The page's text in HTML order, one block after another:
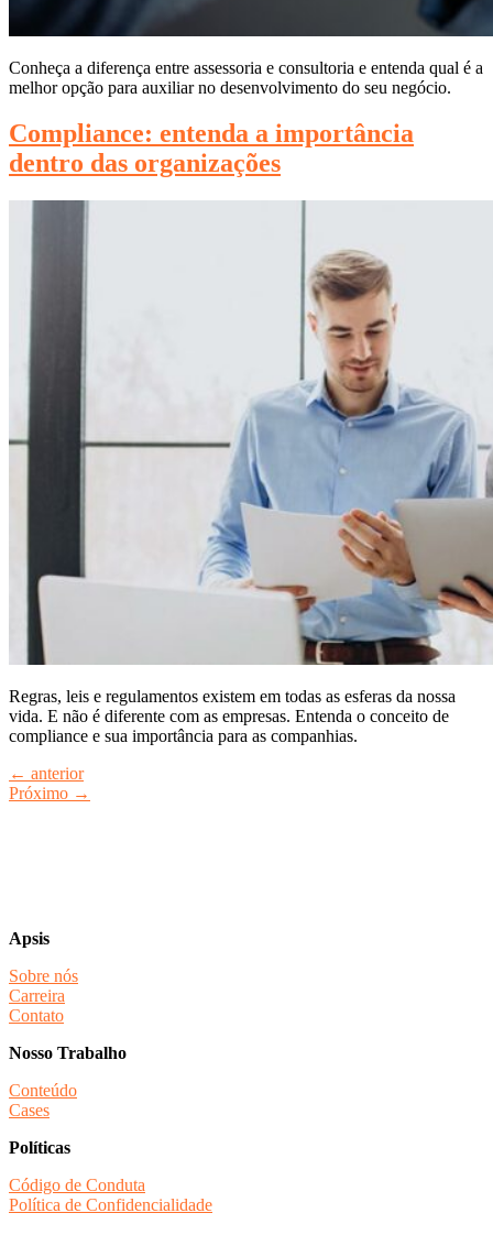
Conheça a diferença entre assessoria e consultoria e entenda qual é a
melhor opção para auxiliar no desenvolvimento do seu negócio.
Compliance: entenda a importância
dentro das organizações
Regras, leis e regulamentos existem em todas as esferas da nossa
vida. E não é diferente com as empresas. Entenda o conceito de
compliance e sua importância para as companhias.
← anterior
Próximo →
Apsis
Sobre nós
Carreira
Contato
Nosso Trabalho
Conteúdo
Cases
Políticas
Código de Conduta
Política de Confidencialidade